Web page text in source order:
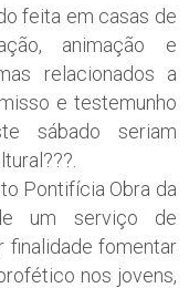
feita em casas de
animação e
relacionados a
e testemunho
sábado seriam
Pontifícia Obra da
um serviço de
finalidade fomentar
nos jovens,